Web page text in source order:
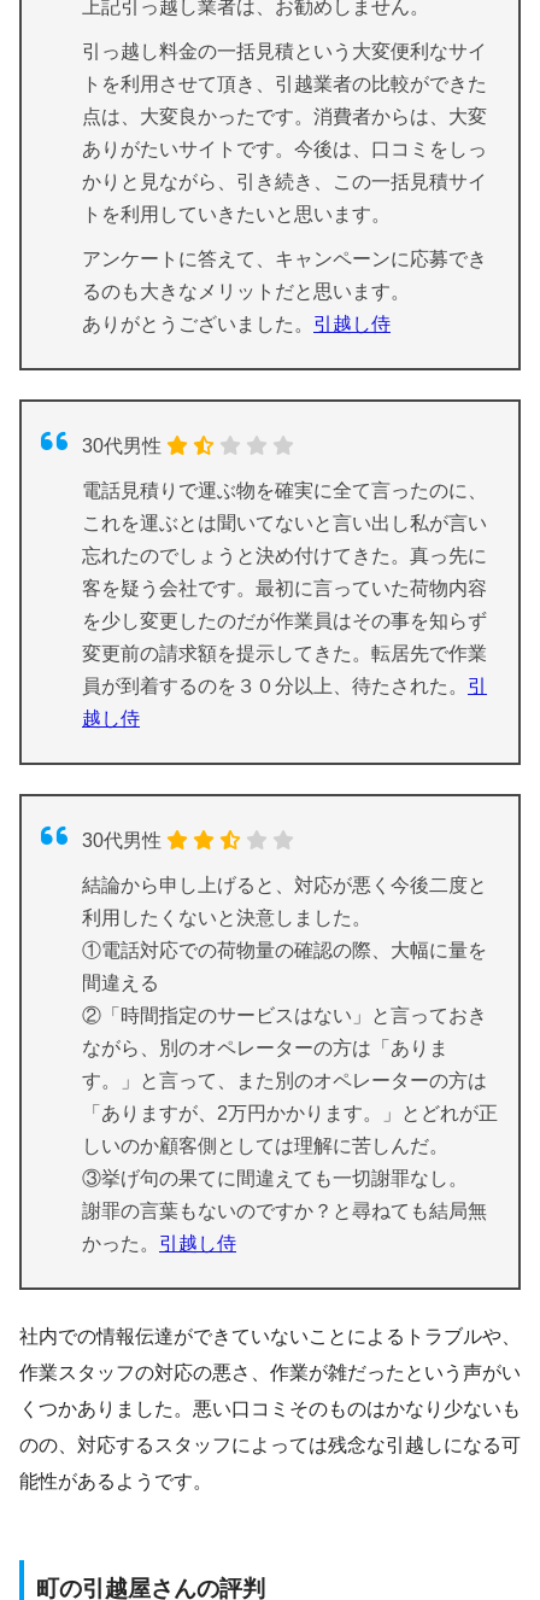
上記引っ越し業者は、お勧めしません。
引っ越し料金の一括見積という大変便利なサイ
トを利用させて頂き、引越業者の比較ができた
点は、大変良かったです。消費者からは、大変
ありがたいサイトです。今後は、口コミをしっ
かりと見ながら、引き続き、この一括見積サイ
トを利用していきたいと思います。
アンケートに答えて、キャンペーンに応募でき
るのも大きなメリットだと思います。
ありがとうございました。 引越し侍
30代男性
電話見積りで運ぶ物を確実に全て言ったのに、
これを運ぶとは聞いてないと言い出し私が言い
忘れたのでしょうと決め付けてきた。真っ先に
客を疑う会社です。最初に言っていた荷物内容
を少し変更したのだが作業員はその事を知らず
変更前の請求額を提示してきた。転居先で作業
員が到着するのを３０分以上、待たされた。 引
越し侍
30代男性
結論から申し上げると、対応が悪く今後二度と
利用したくないと決意しました。
①電話対応での荷物量の確認の際、大幅に量を
間違える
②「時間指定のサービスはない」と言っておき
ながら、別のオペレーターの方は「ありま
す。」と言って、また別のオペレーターの方は
「ありますが、2万円かかります。」とどれが正
しいのか顧客側としては理解に苦しんだ。
③挙げ句の果てに間違えても一切謝罪なし。
謝罪の言葉もないのですか？と尋ねても結局無
かった。 引越し侍
社内での情報伝達ができていないことによるトラブルや、
作業スタッフの対応の悪さ、作業が雑だったという声がい
くつかありました。悪い口コミそのものはかなり少ないも
のの、対応するスタッフによっては残念な引越しになる可
能性があるようです。
町の引越屋さんの評判